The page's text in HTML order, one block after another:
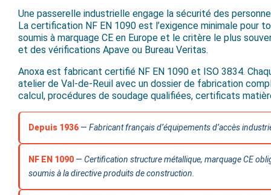
Une passerelle industrielle engage la sécurité des
La certification NF EN 1090 est l’exigence minimale pour
soumis à marquage CE en Europe et le critère le plus
et des vérifications Apave ou Bureau Veritas.
Anoxa est fabricant certifié NF EN 1090 et ISO 3834.
atelier de Val-de-Reuil avec un dossier de fabrication
calcul, procédures de soudage qualifiées, certificats
Depuis 1936 — Fabricant français d’équipements d’accès
NF EN 1090 — Certification structure métallique, marquage CE
soumis à la directive produits de construction.